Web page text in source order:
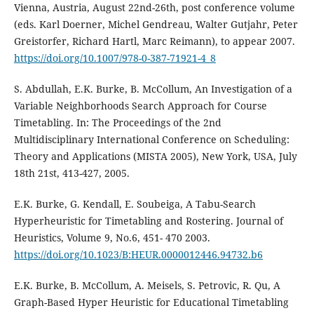
Vienna, Austria, August 22nd-26th, post conference volume
(eds. Karl Doerner, Michel Gendreau, Walter Gutjahr, Peter
Greistorfer, Richard Hartl, Marc Reimann), to appear 2007.
https://doi.org/10.1007/978-0-387-71921-4_8
S. Abdullah, E.K. Burke, B. McCollum, An Investigation of a
Variable Neighborhoods Search Approach for Course
Timetabling. In: The Proceedings of the 2nd
Multidisciplinary International Conference on Scheduling:
Theory and Applications (MISTA 2005), New York, USA, July
18th 21st, 413-427, 2005.
E.K. Burke, G. Kendall, E. Soubeiga, A Tabu-Search
Hyperheuristic for Timetabling and Rostering. Journal of
Heuristics, Volume 9, No.6, 451- 470 2003.
https://doi.org/10.1023/B:HEUR.0000012446.94732.b6
E.K. Burke, B. McCollum, A. Meisels, S. Petrovic, R. Qu, A
Graph-Based Hyper Heuristic for Educational Timetabling